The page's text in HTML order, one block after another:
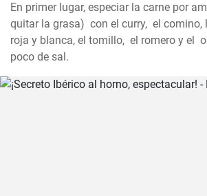
En primer lugar, especiar la carne por
quitar la grasa)  con el curry,  el comino,
roja y blanca, el tomillo,  el romero y el
poco de sal.